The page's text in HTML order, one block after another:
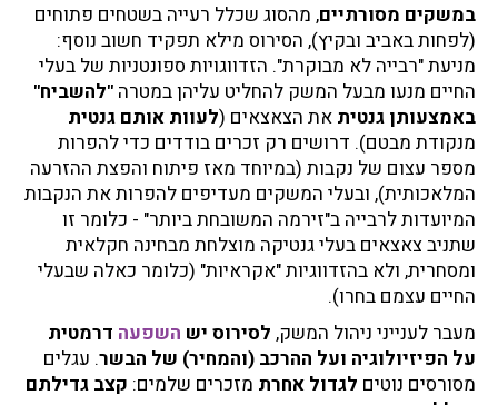
במשקים מסורתיים, מהסוג שכלל רעייה בשטחים פתוחים
(לפחות באביב ובקיץ), הסירוס מילא תפקיד חשוב נוסף:
מניעת "רבייה לא מבוקרת". הזדווגויות ספונטניות של בעלי
החיים מנעו מבעל המשק להחליט עליהן במטרה "להשביח"
באמצעותן גנטית את הצאצאים (לעוות אותם גנטית
מנקודת מבטם). דרושים רק זכרים בודדים כדי להפרות
מספר עצום של נקבות (במיוחד מאז פיתוח והפצת ההזרעה
המלאכותית), ובעלי המשקים מעדיפים להפרות את הנקבות
המיועדות לרבייה ב"זירמה המשובחת ביותר" - כלומר זו
שתניב צאצאים בעלי גנטיקה מוצלחת מבחינה חקלאית
ומסחרית, ולא בהזדווגיות "אקראיות" (כלומר כאלה שבעלי
החיים עצמם בחרו).
מעבר לענייני ניהול המשק, לסירוס יש השפעה דרמטית
על הפיזיולוגיה ועל ההרכב (והמחיר) של הבשר. עגלים
מסורסים נוטים לגדול אחרת מזכרים שלמים: קצב גדילתם